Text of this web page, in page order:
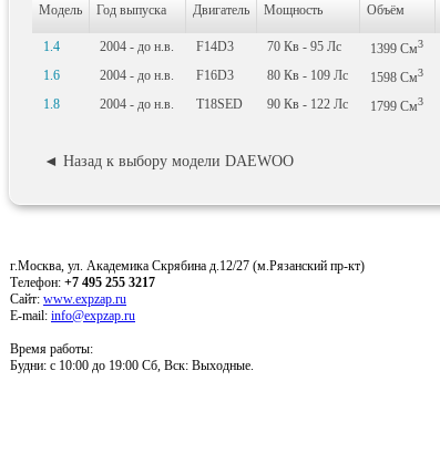
Модель Год выпуска Двигатель Мощность Объём
1.4 2004 - до н.в. F14D3 70 Кв - 95 Лс 1399 См3
1.6
2004 - до н.в. F16D3 80 Кв - 109 Лс 1598 См3
1.8
2004 - до н.в. T18SED 90 Кв - 122 Лс 1799 См3
◄ Назад к выбору модели DAEWOO
г.Москва, ул. Академика Скрябина д.12/27 (м.Рязанский пр-кт)
Телефон: +7 495 255 3217
Сайт: www.expzap.ru
E-mail: info@expzap.ru
Время работы:
Будни: c 10:00 до 19:00 Сб, Вск: Выходные.